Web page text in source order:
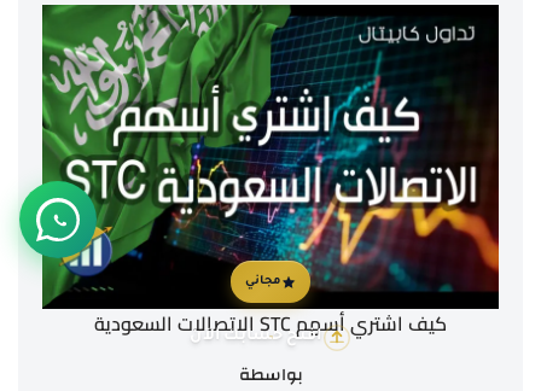
كيف اشتري أسهم STC الاتصالات السعودية
بواسطة
مجاني
افتح حسابك الآن